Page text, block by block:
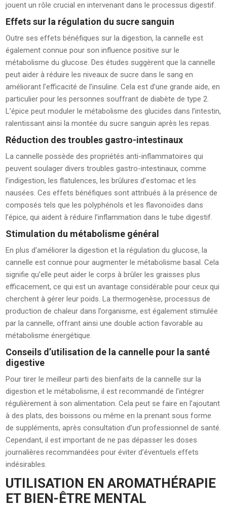
jouent un rôle crucial en intervenant dans le processus digestif.
Effets sur la régulation du sucre sanguin
Outre ses effets bénéfiques sur la digestion, la cannelle est
également connue pour son influence positive sur le
métabolisme du glucose. Des études suggèrent que la cannelle
peut aider à réduire les niveaux de sucre dans le sang en
améliorant l’efficacité de l’insuline. Cela est d’une grande aide, en
particulier pour les personnes souffrant de diabète de type 2.
L’épice peut moduler le métabolisme des glucides dans l’intestin,
ralentissant ainsi la montée du sucre sanguin après les repas.
Réduction des troubles gastro-intestinaux
La cannelle possède des propriétés anti-inflammatoires qui
peuvent soulager divers troubles gastro-intestinaux, comme
l’indigestion, les flatulences, les brûlures d’estomac et les
nausées. Ces effets bénéfiques sont attribués à la présence de
composés tels que les polyphénols et les flavonoïdes dans
l’épice, qui aident à réduire l’inflammation dans le tube digestif.
Stimulation du métabolisme général
En plus d’améliorer la digestion et la régulation du glucose, la
cannelle est connue pour augmenter le métabolisme basal. Cela
signifie qu’elle peut aider le corps à brûler les graisses plus
efficacement, ce qui est un avantage considérable pour ceux qui
cherchent à gérer leur poids. La thermogenèse, processus de
production de chaleur dans l’organisme, est également stimulée
par la cannelle, offrant ainsi une double action favorable au
métabolisme énergétique.
Conseils d’utilisation de la cannelle pour la santé
digestive
Pour tirer le meilleur parti des bienfaits de la cannelle sur la
digestion et le métabolisme, il est recommandé de l’intégrer
régulièrement à son alimentation. Cela peut se faire en l’ajoutant
à des plats, des boissons ou même en la prenant sous forme
de suppléments, après consultation d’un professionnel de santé.
Cependant, il est important de ne pas dépasser les doses
journalières recommandées pour éviter d’éventuels effets
indésirables.
UTILISATION EN AROMATHÉRAPIE
ET BIEN-ÊTRE MENTAL